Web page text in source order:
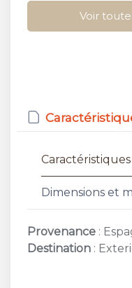
Voir
Dimensions et
Provenance :
Destination :